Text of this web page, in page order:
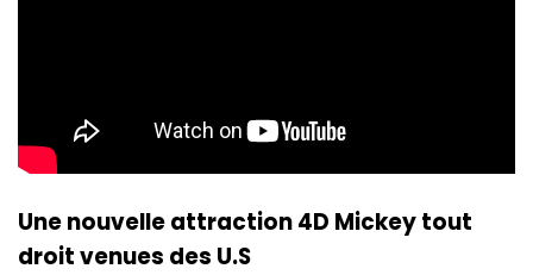
Une nouvelle attraction 4D Mickey tout
droit venues des U.S